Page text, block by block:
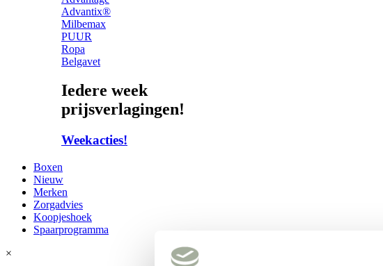
Advantix®
Milbemax
PUUR
Ropa
Belgavet
Iedere week
prijsverlagingen!
Weekacties!
Boxen
Nieuw
Merken
Zorgadvies
Koopjeshoek
Spaarprogramma
×